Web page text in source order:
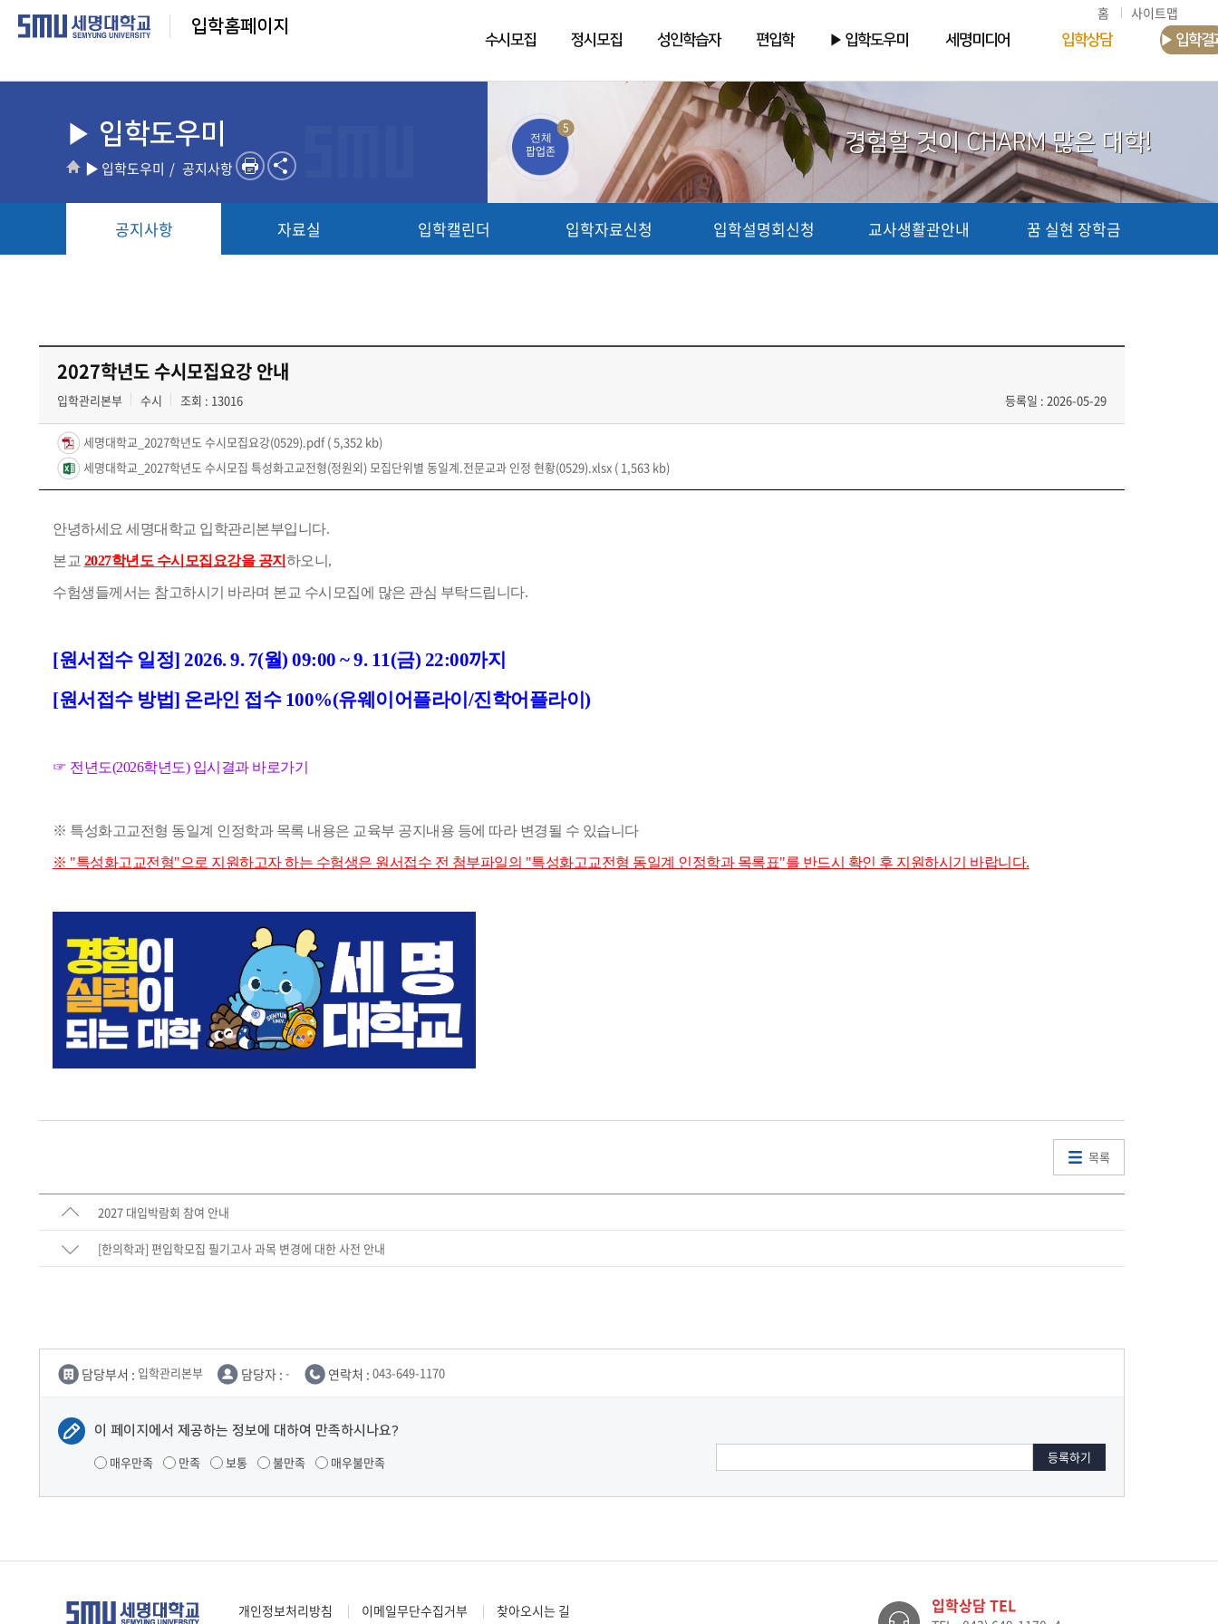
5
전체
팝업존
입학홈페이지
홈 사이트맵
수시모집 정시모집 성인학습자 편입학 ▶ 입학도우미 세명미디어 입학상담 ▶ 입학결
▶ 입학도우미 경험할 것이 CHARM 많은 대학!
▶ 입학도우미 공지사항
공지사항 자료실 입학캘린더 입학자료신청 입학설명회신청 교사생활관안내 꿈 실현 장학금
2027학년도 수시모집요강 안내
입학관리본부 수시 조회 : 13016 등록일 : 2026-05-29
세명대학교_2027학년도 수시모집요강(0529).pdf( 5,352 kb)
세명대학교_2027학년도 수시모집 특성화고교전형(정원외) 모집단위별 동일계.전문교과 인정 현황(0529).xlsx ( 1,563 kb)
안녕하세요 세명대학교 입학관리본부입니다.
본교 2027학년도 수시모집요강을 공지 하오니,
수험생들께서는 참고하시기 바라며 본교 수시모집에 많은 관심 부탁드립니다.
[원서접수 일정] 2026. 9. 7(월) 09:00 ~ 9. 11(금) 22:00까지
[원서접수 방법] 온라인 접수 100%(유웨이어플라이/진학어플라이)
☞ 전년도(2026학년도) 입시결과 바로가기
※ 특성화고교전형 동일계 인정학과 목록 내용은 교육부 공지내용 등에 따라 변경될 수 있습니다
※ "특성화고교전형"으로 지원하고자 하는 수험생은 원서접수 전 첨부파일의 "특성화고교전형 동일계 인정학과 목록표"를 반드시 확인 후 지원하시기 바랍니다.
목록
2027 대입박람회 참여 안내
[한의학과] 편입학모집 필기고사 과목 변경에 대한 사전 안내
담당부서 : 입학관리본부 담당자 : - 연락처 : 043-649-1170
이 페이지에서 제공하는 정보에 대하여 만족하시나요?
매우만족 만족 보통 불만족 매우불만족
입학상담 TEL
개인정보처리방침 이메일무단수집거부 찾아오시는 길